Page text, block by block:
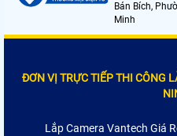
Bán Bích,
Minh
ĐƠN VỊ TRỰC TIẾP THI CÔNG
Lắp Camera Vantech Giá